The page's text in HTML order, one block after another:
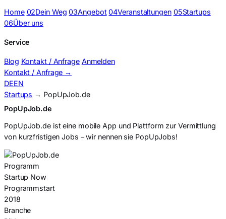
Home 02Dein Weg 03Angebot 04Veranstaltungen 05Startups
06Über uns
Service
Blog Kontakt / Anfrage Anmelden
Kontakt / Anfrage →
DEEN
Startups → PopUpJob.de
PopUpJob.de
PopUpJob.de ist eine mobile App und Plattform zur Vermittlung
von kurzfristigen Jobs – wir nennen sie PopUpJobs!
Programm
Startup Now
Programmstart
2018
Branche